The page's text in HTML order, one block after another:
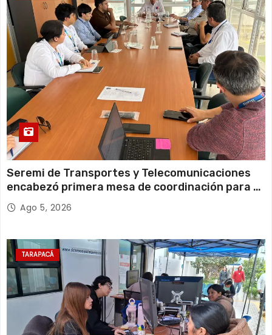
Seremi de Transportes y Telecomunicaciones
encabezó primera mesa de coordinación para el
retiro de cables en desuso en Iquique
Ago 5, 2026
TARAPACÁ